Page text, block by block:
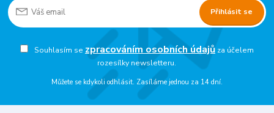
Přihlásit se
Souhlasím se zpracováním osobních údajůza účelem
rozesílky newsletteru.
Můžete se kdykoli odhlásit. Zasíláme jednou za 14 dní.